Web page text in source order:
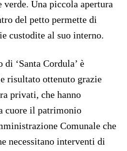
Una piccola apertura
del petto permette di
custodite al suo interno.
‘Santa Cordula’ è
risultato ottenuto grazie
privati, che hanno
cuore il patrimonio
Comunale che
necessitano interventi di